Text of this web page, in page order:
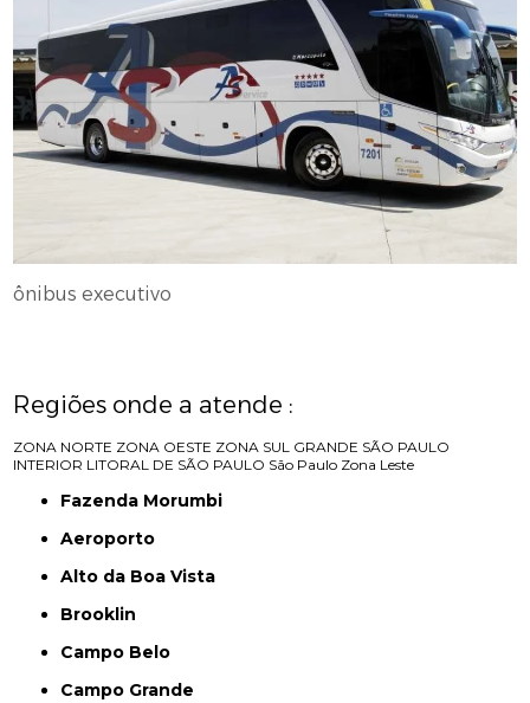
ônibus executivo
Regiões onde a atende :
ZONA NORTE ZONA OESTE ZONA SUL GRANDE SÃO PAULO
INTERIOR LITORAL DE SÃO PAULO São Paulo Zona Leste
Fazenda Morumbi
Aeroporto
Alto da Boa Vista
Brooklin
Campo Belo
Campo Grande